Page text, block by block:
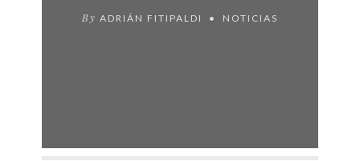
By ADRIÁN FITIPALDI NOTICIAS